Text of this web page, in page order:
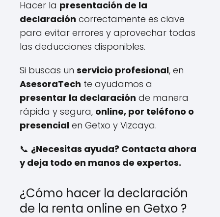
Hacer la presentación de la
declaración correctamente es clave
para evitar errores y aprovechar todas
las deducciones disponibles.
Si buscas un servicio profesional, en
AsesoraTech te ayudamos a
presentar la declaración de manera
rápida y segura, online, por teléfono o
presencial en Getxo y Vizcaya.
📞 ¿Necesitas ayuda? Contacta ahora
y deja todo en manos de expertos.
¿Cómo hacer la declaración
de la renta online en Getxo ?